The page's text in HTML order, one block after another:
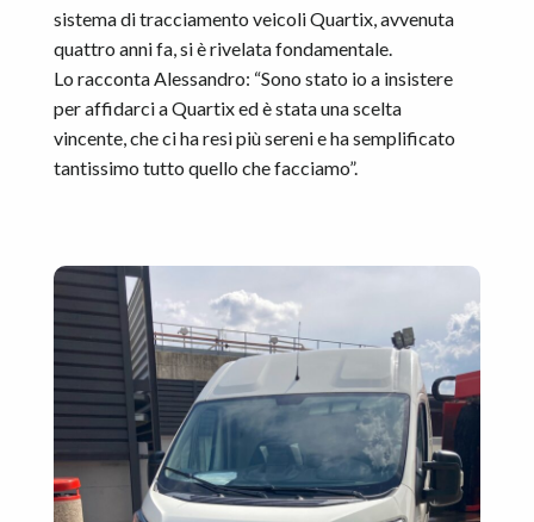
sistema di tracciamento veicoli Quartix, avvenuta
quattro anni fa, si è rivelata fondamentale.
Lo racconta Alessandro: “Sono stato io a insistere
per affidarci a Quartix ed è stata una scelta
vincente, che ci ha resi più sereni e ha semplificato
tantissimo tutto quello che facciamo”.